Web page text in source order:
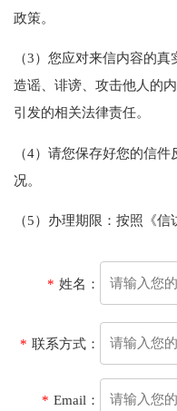
政策。
（3）您应对来信内容的真
造谣、诽谤、攻击他人的
引发的相关法律责任。
（4）请您保存好您的信件
况。
（5） 办理期限：按照《信
* 姓名：
* 联系方式：
* Email：